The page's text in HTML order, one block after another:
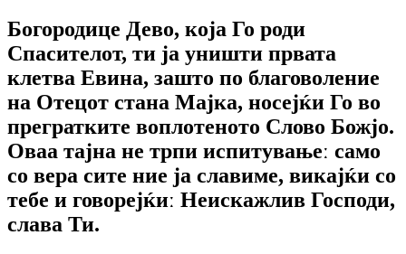
Богородице Дево, која Го роди
Спасителот, ти ја уништи првата
клетва Евина, зашто по благоволение
на Отецот стана Мајка, носејќи Го во
прегратките воплотеното Слово Божјо.
Оваа тајна не трпи испитувањеː само
со вера сите ние ја славиме, викајќи со
тебе и говорејќиː Неискажлив Господи,
слава Ти.